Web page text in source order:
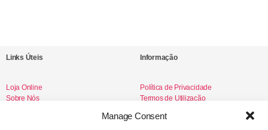
Manage Consent
Links Úteis
Loja Online
Sobre Nós
Informação
Política de Privacidade
Termos de Utilização